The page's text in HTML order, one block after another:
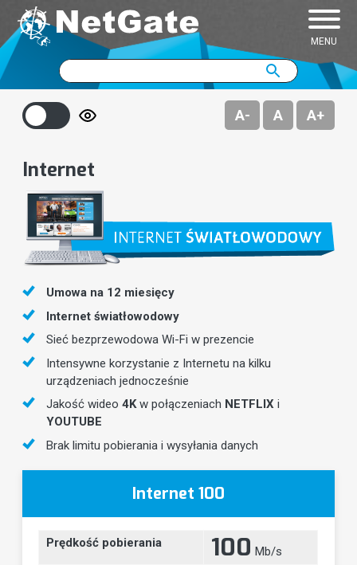
MENU
Wyszukiwarka
szukaj szukaj
A- A A+
Internet
Umowa na 12 miesięcy
Internet światłowodowy
Sieć bezprzewodowa Wi-Fi w prezencie
Intensywne korzystanie z Internetu na kilku
urządzeniach jednocześnie
Jakość wideo4Kw połączeniach NETFLIXi
YOUTUBE
Brak limitu pobierania i wysyłania danych
Internet 100
Prędkość pobierania 100 Mb/s
Pakiety podstawowe
Pakiety tematyczne
JAMBOX go!
JAMBOX Panel
Najczęściej zadawane pytania